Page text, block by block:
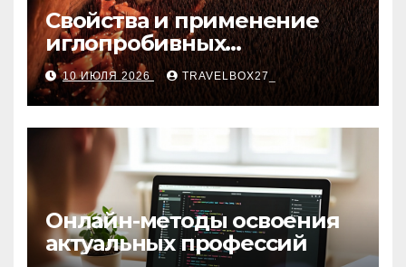
Свойства и применение
иглопробивных
базальтовых огнеупорных
матов
10 ИЮЛЯ 2026 TRAVELBOX27_
Онлайн-методы освоения
актуальных профессий